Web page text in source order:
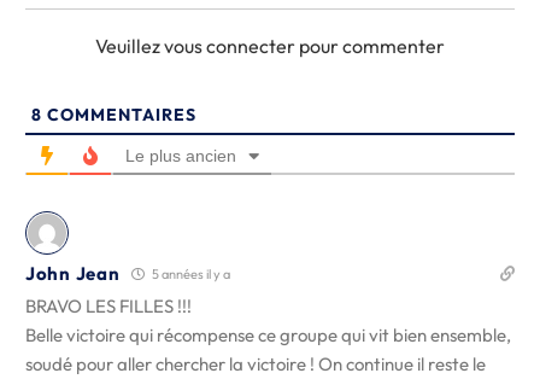
Veuillez vous connecter pour commenter
8 COMMENTAIRES
Le plus ancien
John Jean 5 années il y a
BRAVO LES FILLES !!!
Belle victoire qui récompense ce groupe qui vit bien ensemble,
soudé pour aller chercher la victoire ! On continue il reste le